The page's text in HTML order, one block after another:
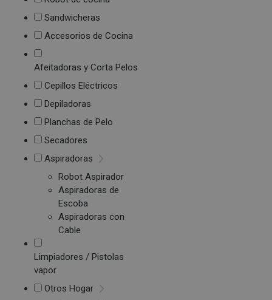
Sandwicheras
Accesorios de Cocina
Afeitadoras y Corta Pelos
Cepillos Eléctricos
Depiladoras
Planchas de Pelo
Secadores
Aspiradoras
Robot Aspirador
Aspiradoras de
Escoba
Aspiradoras con
Cable
Limpiadores / Pistolas
vapor
Otros Hogar